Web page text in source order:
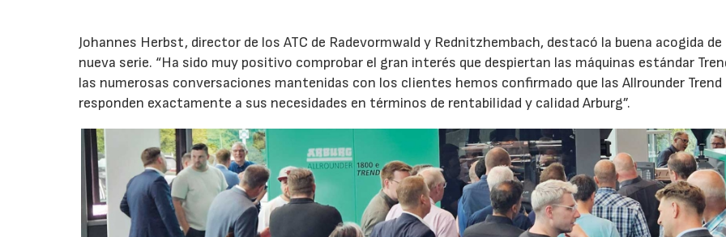
Johannes Herbst, director de los ATC de Radevormwald y Rednitzhembach, destacó la buena acogida de
nueva serie. “Ha sido muy positivo comprobar el gran interés que despiertan las máquinas estándar
las numerosas conversaciones mantenidas con los clientes hemos confirmado que las Allrounder Trend
responden exactamente a sus necesidades en términos de rentabilidad y calidad Arburg”.